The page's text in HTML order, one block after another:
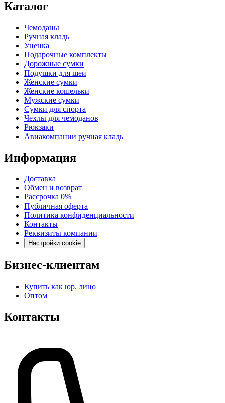
Каталог
Чемоданы
Ручная кладь
Уценка
Подарочные комплекты
Дорожные сумки
Подушки для шеи
Женские сумки
Женские кошельки
Мужские сумки
Сумки для спорта
Чехлы для чемоданов
Рюкзаки
Авиакомпании ручная кладь
Информация
Доставка
Обмен и возврат
Рассрочка 0%
Публичная оферта
Политика конфиденциальности
Контакты
Реквизиты компании
Настройки cookie
Бизнес-клиентам
Купить как юр. лицо
Оптом
Контакты